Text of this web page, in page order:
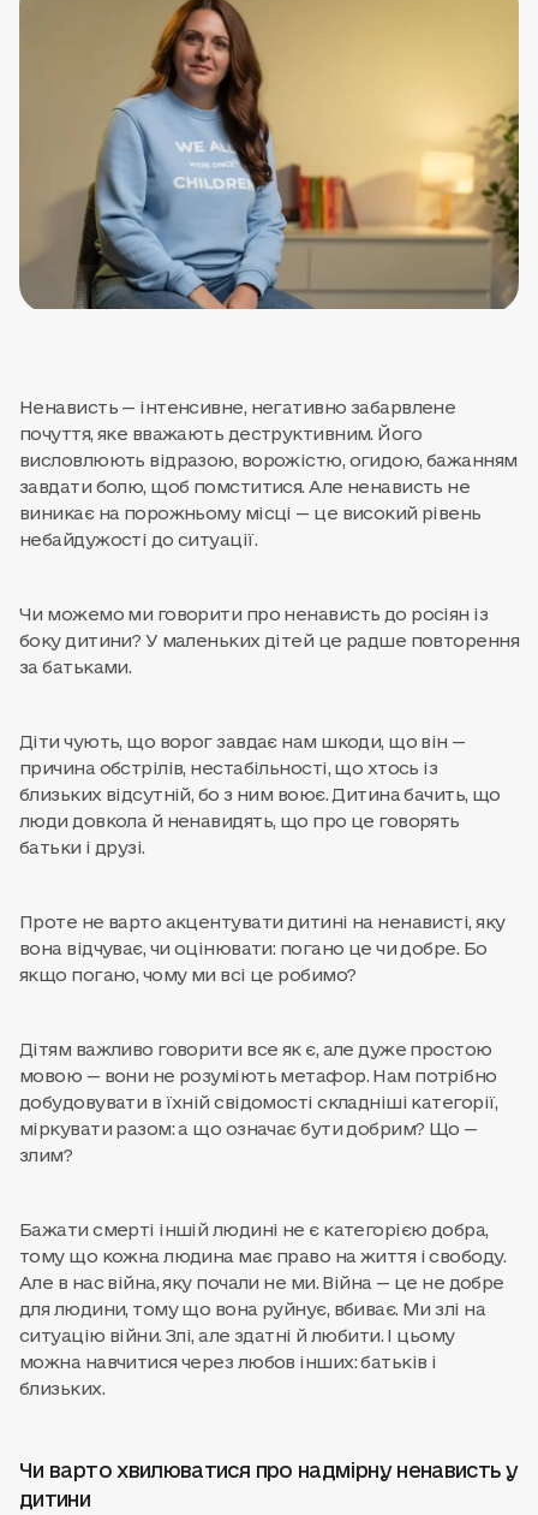
Ненависть — інтенсивне, негативно забарвлене
почуття, яке вважають деструктивним. Його
висловлюють відразою, ворожістю, огидою, бажанням
завдати болю, щоб помститися. Але ненависть не
виникає на порожньому місці — це високий рівень
небайдужості до ситуації.
Чи можемо ми говорити про ненависть до росіян із
боку дитини? У маленьких дітей це радше повторення
за батьками.
Діти чують, що ворог завдає нам шкоди, що він —
причина обстрілів, нестабільності, що хтось із
близьких відсутній, бо з ним воює. Дитина бачить, що
люди довкола й ненавидять, що про це говорять
батьки і друзі.
Проте не варто акцентувати дитині на ненависті, яку
вона відчуває, чи оцінювати: погано це чи добре. Бо
якщо погано, чому ми всі це робимо?
Дітям важливо говорити все як є, але дуже простою
мовою — вони не розуміють метафор. Нам потрібно
добудовувати в їхній свідомості складніші категорії,
міркувати разом: а що означає бути добрим? Що —
злим?
Бажати смерті іншій людині не є категорією добра,
тому що кожна людина має право на життя і свободу.
Але в нас війна, яку почали не ми. Війна — це не добре
для людини, тому що вона руйнує, вбиває. Ми злі на
ситуацію війни. Злі, але здатні й любити. І цьому
можна навчитися через любов інших: батьків і
близьких.
Чи варто хвилюватися про надмірну ненависть у
дитини